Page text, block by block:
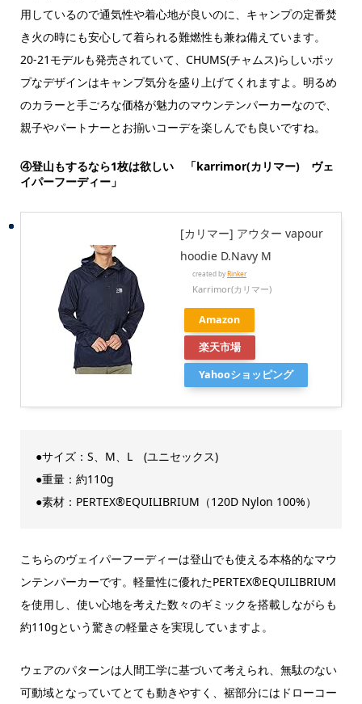
用しているので通気性や着心地が良いのに、キャンプの定番焚
き火の時にも安心して着られる難燃性も兼ね備えています。
20-21モデルも発売されていて、CHUMS(チャムス)らしいポッ
プなデザインはキャンプ気分を盛り上げてくれますよ。明るめ
のカラーと手ごろな価格が魅力のマウンテンパーカーなので、
親子やパートナーとお揃いコーデを楽しんでも良いですね。
④登山もするなら1枚は欲しい 「karrimor(カリマー) ヴェ
イパーフーディー」
[カリマー] アウター vapour
hoodie D.Navy M
created byRinker
Karrimor(カリマー)
Amazon
楽天市場
Yahooショッピング
●サイズ：S、M、L (ユニセックス)
●重量：約110g
●素材：PERTEX®EQUILIBRIUM（120D Nylon 100%）
こちらのヴェイパーフーディーは登山でも使える本格的なマウ
ンテンパーカーです。軽量性に優れたPERTEX®EQUILIBRIUM
を使用し、使い心地を考えた数々のギミックを搭載しながらも
約110gという驚きの軽量さを実現していますよ。
ウェアのパターンは人間工学に基づいて考えられ、無駄のない
可動域となっていてとても動きやすく、裾部分にはドローコー